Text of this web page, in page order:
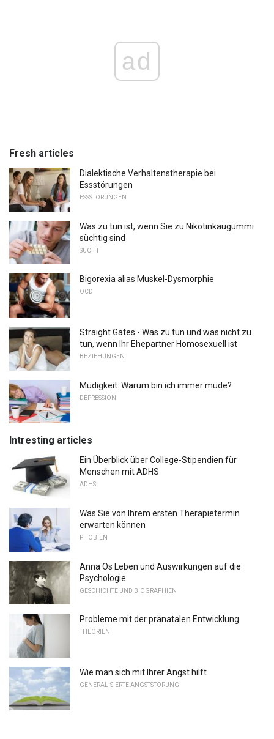
ad
Fresh articles
Dialektische Verhaltenstherapie bei
Essstörungen
ESSSTÖRUNGEN
Was zu tun ist, wenn Sie zu Nikotinkaugummi
süchtig sind
SUCHT
Bigorexia alias Muskel-Dysmorphie
OCD
Straight Gates - Was zu tun und was nicht zu
tun, wenn Ihr Ehepartner Homosexuell ist
BEZIEHUNGEN
Müdigkeit: Warum bin ich immer müde?
DEPRESSION
Intresting articles
Ein Überblick über College-Stipendien für
Menschen mit ADHS
ADHS
Was Sie von Ihrem ersten Therapietermin
erwarten können
PHOBIEN
Anna Os Leben und Auswirkungen auf die
Psychologie
GESCHICHTE UND BIOGRAPHIEN
Probleme mit der pränatalen Entwicklung
THEORIEN
Wie man sich mit Ihrer Angst hilft
GENERALISIERTE ANGSTSTÖRUNG